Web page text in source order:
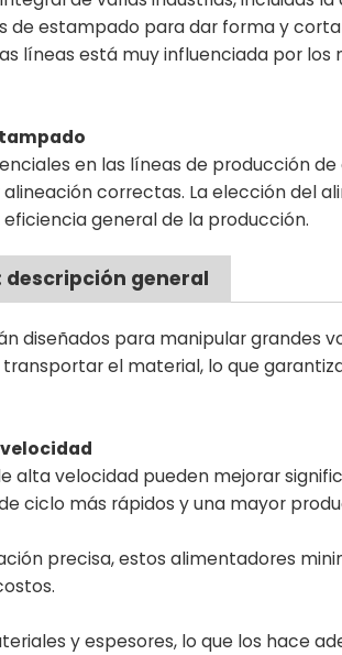
de estampado para dar forma y
líneas está muy influenciada por los
en las líneas de producción
correctas. La elección del
general de la producción.
general
diseñados para manipular grandes
el material, lo que
alta velocidad pueden mejorar
ciclo más rápidos y una mayor
precisa, estos alimentadores
y espesores, lo que los hace